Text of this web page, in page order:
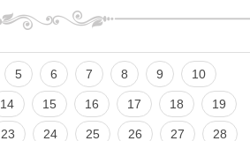
5 6 7 8 9 10
14 15 16 17 18 19
23 24 25 26 27 28